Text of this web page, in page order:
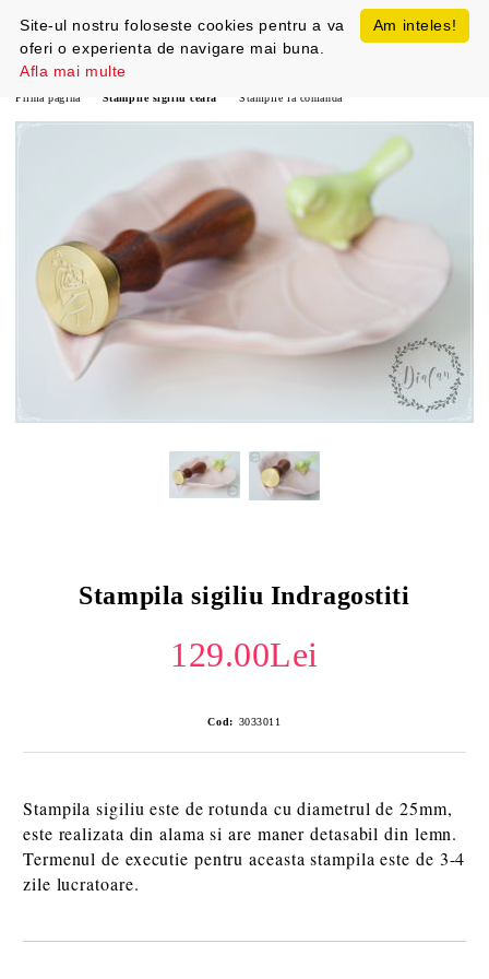
Prima pagină Stampile sigiliu ceara Stampile la comanda
Stampila sigiliu Indragostiti
129.00Lei
Cod: 3033011
Stampila sigiliu este de rotunda cu diametrul de 25mm,
este realizata din alama si are maner detasabil din lemn.
Termenul de executie pentru aceasta stampila este de 3-4
zile lucratoare.
Am inteles!
Site-ul nostru foloseste cookies pentru a va
oferi o experienta de navigare mai buna.
Afla mai multe